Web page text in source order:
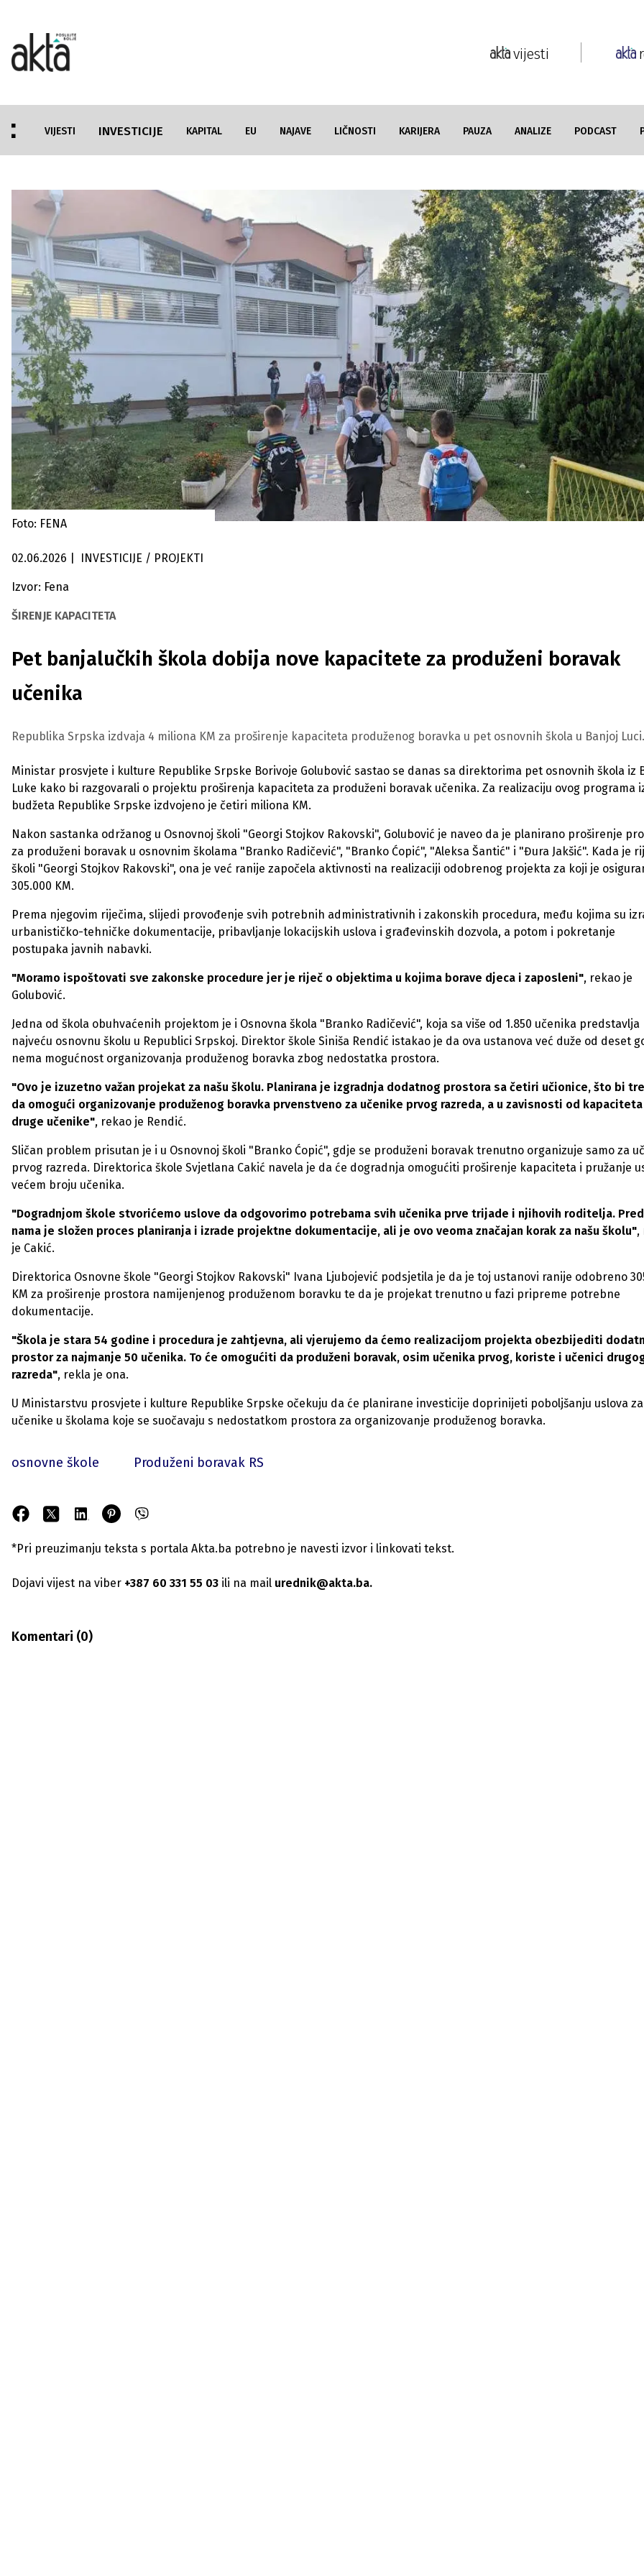
vijesti
VIJESTI INVESTICIJE KAPITAL EU NAJAVE LIČNOSTI KARIJERA PAUZA ANALIZE PODCAST
Foto: FENA
02.06.2026 INVESTICIJE / PROJEKTI
Izvor: Fena
ŠIRENJE KAPACITETA
Pet banjalučkih škola dobija nove kapacitete za produženi boravak
učenika
Republika Srpska izdvaja 4 miliona KM za proširenje kapaciteta produženog boravka u pet osnovnih škola u Banjoj Luci.
Ministar prosvjete i kulture Republike Srpske Borivoje Golubović sastao se danas sa direktorima pet osnovnih škola iz
Luke kako bi razgovarali o projektu proširenja kapaciteta za produženi boravak učenika. Za realizaciju ovog programa
budžeta Republike Srpske izdvojeno je četiri miliona KM.
Nakon sastanka održanog u Osnovnoj školi "Georgi Stojkov Rakovski", Golubović je naveo da je planirano proširenje
za produženi boravak u osnovnim školama "Branko Radičević", "Branko Ćopić", "Aleksa Šantić" i "Đura Jakšić". Kada je
školi "Georgi Stojkov Rakovski", ona je već ranije započela aktivnosti na realizaciji odobrenog projekta za koji je
305.000 KM.
Prema njegovim riječima, slijedi provođenje svih potrebnih administrativnih i zakonskih procedura, među kojima su
urbanističko-tehničke dokumentacije, pribavljanje lokacijskih uslova i građevinskih dozvola, a potom i pokretanje
postupaka javnih nabavki.
"Moramo ispoštovati sve zakonske procedure jer je riječ o objektima u kojima borave djeca i zaposleni", rekao je
Golubović.
Jedna od škola obuhvaćenih projektom je i Osnovna škola "Branko Radičević", koja sa više od 1.850 učenika predstavlja
najveću osnovnu školu u Republici Srpskoj. Direktor škole Siniša Rendić istakao je da ova ustanova već duže od deset
nema mogućnost organizovanja produženog boravka zbog nedostatka prostora.
"Ovo je izuzetno važan projekat za našu školu. Planirana je izgradnja dodatnog prostora sa četiri učionice, što bi
da omogući organizovanje produženog boravka prvenstveno za učenike prvog razreda, a u zavisnosti od
druge učenike", rekao je Rendić.
Sličan problem prisutan je i u Osnovnoj školi "Branko Ćopić", gdje se produženi boravak trenutno organizuje samo za
prvog razreda. Direktorica škole Svjetlana Cakić navela je da će dogradnja omogućiti proširenje kapaciteta i pružanje
većem broju učenika.
"Dogradnjom škole stvorićemo uslove da odgovorimo potrebama svih učenika prve trijade i njihovih roditelja. Pred
nama je složen proces planiranja i izrade projektne dokumentacije, ali je ovo veoma značajan korak za našu školu",
je Cakić.
Direktorica Osnovne škole "Georgi Stojkov Rakovski" Ivana Ljubojević podsjetila je da je toj ustanovi ranije odobreno
KM za proširenje prostora namijenjenog produženom boravku te da je projekat trenutno u fazi pripreme potrebne
dokumentacije.
"Škola je stara 54 godine i procedura je zahtjevna, ali vjerujemo da ćemo realizacijom projekta obezbijediti
prostor za najmanje 50 učenika. To će omogućiti da produženi boravak, osim učenika prvog, koriste i učenici
razreda", rekla je ona.
U Ministarstvu prosvjete i kulture Republike Srpske očekuju da će planirane investicije doprinijeti poboljšanju uslova za
učenike u školama koje se suočavaju s nedostatkom prostora za organizovanje produženog boravka.
osnovne škole Produženi boravak RS
*Pri preuzimanju teksta s portala Akta.ba potrebno je navesti izvor i linkovati tekst.
Dojavi vijest na viber +387 60 331 55 03 ili na mail urednik@akta.ba.
Komentari (0)